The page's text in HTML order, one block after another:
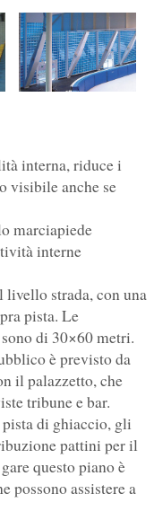
interna, riduce i
visibile anche se
marciapiede
interne
livello strada, con una
pista. Le
di 30×60 metri.
è previsto da
il palazzetto, che
tribune e bar.
di ghiaccio, gli
pattini per il
questo piano è
possono assistere a